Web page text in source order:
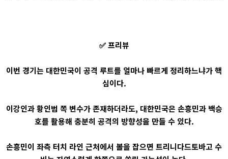
✅ 프리뷰
이번 경기는 대한민국이 공격 루트를 얼마나 빠르게 정리하느냐가 핵
심이다.
이강인과 황인범 쪽 변수가 존재하더라도, 대한민국은 손흥민과 백승
호를 활용해 충분히 공격의 방향성을 만들 수 있다.
손흥민이 좌측 터치 라인 근처에서 볼을 잡으면 트리니다드토바고 수